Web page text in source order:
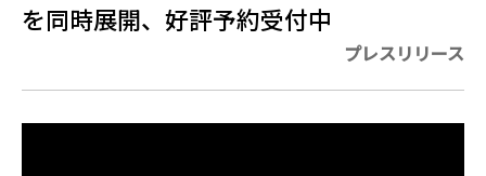
を同時展開、好評予約受付中
プレスリリース